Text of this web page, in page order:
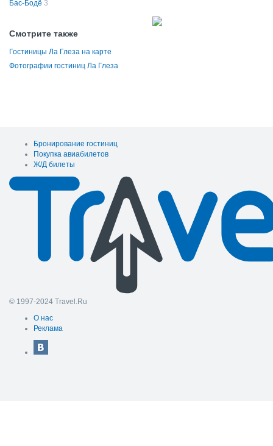
Бас-Бодё 3
Смотрите также
Гостиницы Ла Глеза на карте
Фотографии гостиниц Ла Глеза
Бронирование гостиниц
Покупка авиабилетов
Ж/Д билеты
© 1997-2024 Travel.Ru
О нас
Реклама